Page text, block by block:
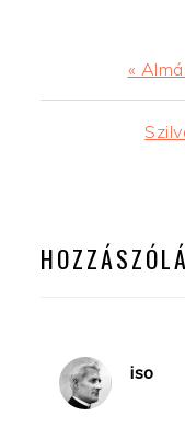
Előző
«
iso